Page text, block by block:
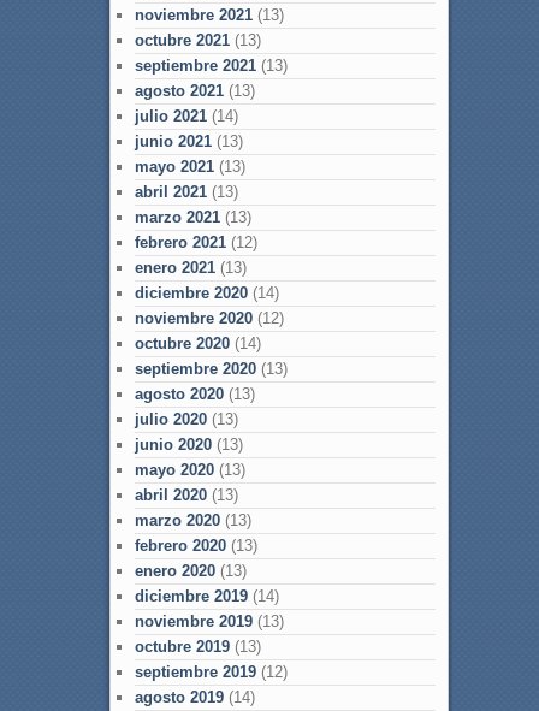
noviembre 2021(13)
octubre 2021(13)
septiembre 2021(13)
agosto 2021(13)
julio 2021(14)
junio 2021(13)
mayo 2021(13)
abril 2021(13)
marzo 2021(13)
febrero 2021(12)
enero 2021(13)
diciembre 2020(14)
noviembre 2020(12)
octubre 2020(14)
septiembre 2020(13)
agosto 2020(13)
julio 2020(13)
junio 2020(13)
mayo 2020(13)
abril 2020(13)
marzo 2020(13)
febrero 2020(13)
enero 2020(13)
diciembre 2019(14)
noviembre 2019(13)
octubre 2019(13)
septiembre 2019(12)
agosto 2019(14)